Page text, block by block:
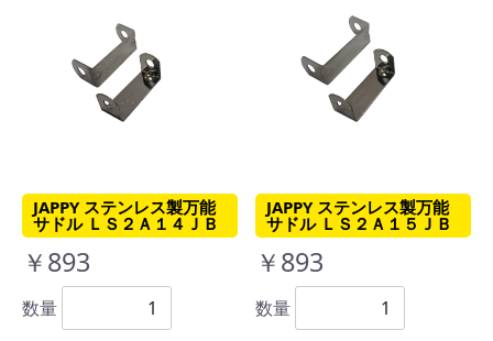
JAPPY ステンレス製万能
サドル ＬＳ２Ａ１４ＪＢ
￥893
数量
JAPPY ステンレス製万能
サドル ＬＳ２Ａ１５ＪＢ
￥893
数量